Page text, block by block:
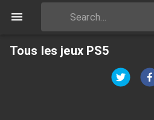
Tous les jeux PS5